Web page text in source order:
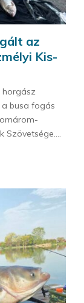
az
Kis-
horgász
a busa fogás
Szövetsége....